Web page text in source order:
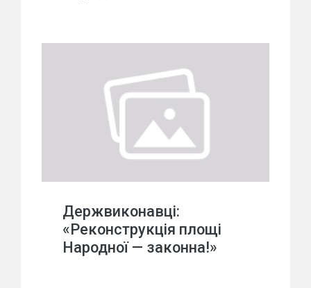
Держвиконавці:
«Реконструкція площі
Народної — законна!»